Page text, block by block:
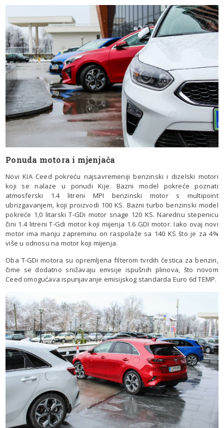
Ponuda motora i mjenjača
Novi KIA Ceed pokreću najsavremeniji benzinski i dizelski motori
koji se nalaze u ponudi Kije. Bazni model pokreće poznati
atmosferski 1.4 litreni MPI benzinski motor s multipoint
ubrizgavanjem, koji proizvodi 100 KS. Bazni turbo benzinski model
pokreće 1,0 litarski T-GDi motor snage 120 KS. Narednu stepenicu
čini 1.4 litreni T-Gdi motor koji mijenja 1.6 GDI motor. Iako ovaj novi
motor ima manju zapreminu on raspolaže sa 140 KS što je za 4%
više u odnosu na motor koji mijenja.
Oba T-GDi motora su opremljena filterom tvrdih čestica za benzin,
čime se dodatno snižavaju emisije ispušnih plinova, što novom
Ceed omogućava ispunjavanje emisijskog standarda Euro 6d TEMP.